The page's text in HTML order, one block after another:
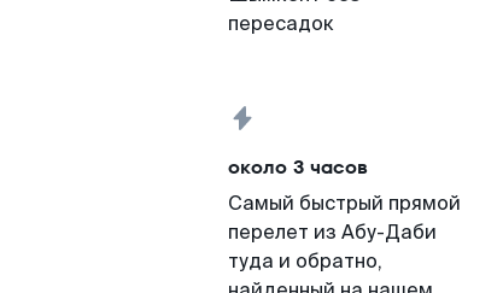
пересадок
около 3 часов
Самый быстрый прямой
перелет из Абу-Даби
туда и обратно,